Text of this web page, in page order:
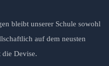
bleibt unserer Schule sowohl
auf dem neusten
die Devise.